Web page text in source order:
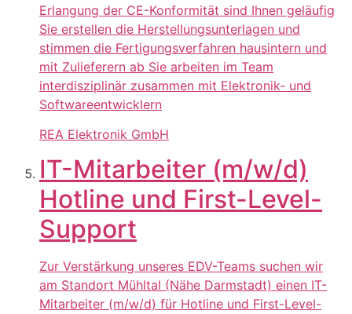
Erlangung der CE-Konformität sind Ihnen geläufig
Sie erstellen die Herstellungsunterlagen und
stimmen die Fertigungsverfahren hausintern und
mit Zulieferern ab Sie arbeiten im Team
interdisziplinär zusammen mit Elektronik- und
Softwareentwicklern
REA Elektronik GmbH
IT-Mitarbeiter (m/w/d)
Hotline und First-Level-
Support
Zur Verstärkung unseres EDV-Teams suchen wir
am Standort Mühltal (Nähe Darmstadt) einen IT-
Mitarbeiter (m/w/d) für Hotline und First-Level-